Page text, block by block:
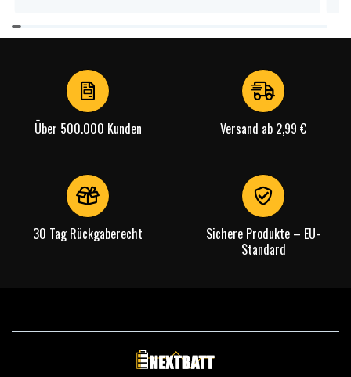
Item
1
Über 500.000 Kunden Versand ab 2,99 €
30 Tag Rückgaberecht
Sichere Produkte – EU-
Standard